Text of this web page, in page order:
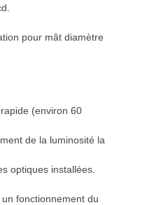
pour mât diamètre
(environ 60
de la luminosité la
optiques installées.
fonctionnement du